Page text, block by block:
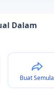
Dalam
Buat Semula